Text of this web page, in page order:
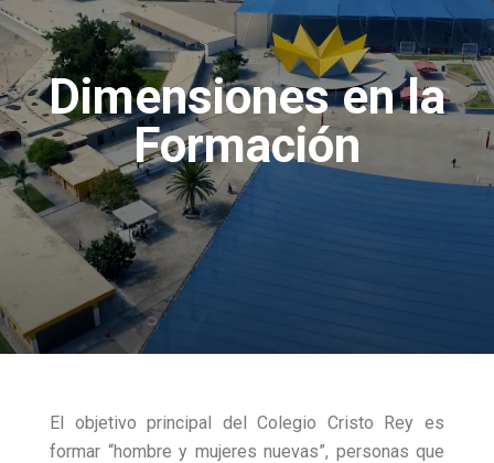
Dimensiones en la
Formación
El objetivo principal del Colegio Cristo Rey es
formar “hombre y mujeres nuevas”, personas que